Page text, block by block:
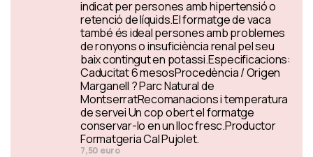
indicat per persones amb hipertensió o
retenció de líquids.El formatge de vaca
també és ideal persones amb problemes
de ronyons o insuficiència renal pel seu
baix contingut en potassi.Especificacions:
Caducitat 6 mesosProcedència / Origen
Marganell ? Parc Natural de
MontserratRecomanacions i temperatura
de servei Un cop obert el formatge
conservar-lo en un lloc fresc.Productor
Formatgeria Cal Pujolet.
7,50 euro